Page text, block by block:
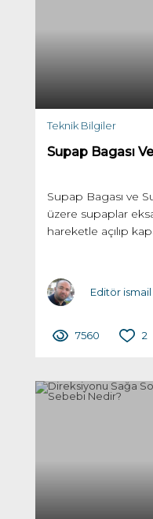
Teknik Bilgiler
Supap Bagası
Supap Bagası ve
üzere supaplar
hareketle açılıp
Editör ismail
7560 2